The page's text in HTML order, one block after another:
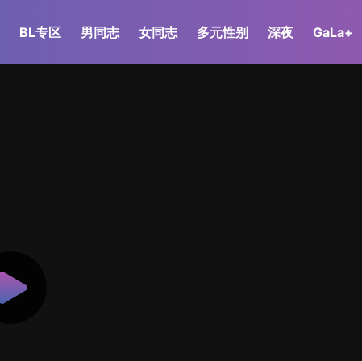
BL专区 男同志 女同志 多元性别 深夜 GaLa+